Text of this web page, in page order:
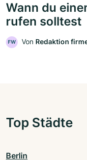
Wann du
rufen solltest
FW Von Redaktion
Top Städte
Berlin